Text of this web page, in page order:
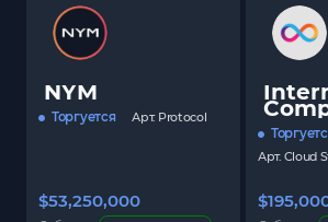
NYM
Торгуется Арт. Protocol
$53,250,000
Арт. Cloud